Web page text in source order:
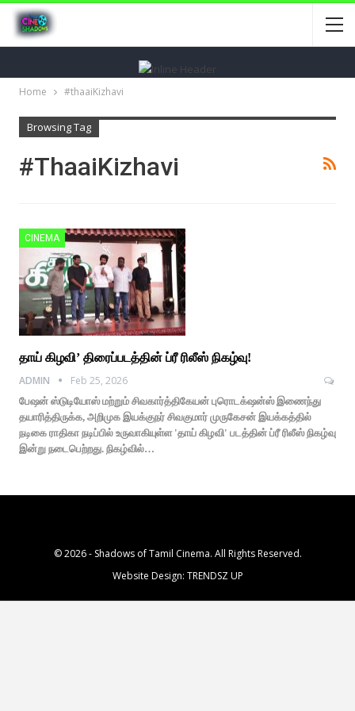
Home #thaaiKizhavi
Browsing Tag
#thaaiKizhavi
CINEMA
தாய் கிழவி’ திரைப்படத்தின் ப்ரீ ரிலீஸ் நிகழ்வு!
ADMIN
Feb 25, 2026
பேஷன் ஸ்டுடியோஸ் மற்றும் சிவகார்த்திகேயன் புரொடக்‌ஷன்ஸ் இணைந்து
தயாரித்திருக்க, அறிமுக இயக்குநர் சிவகுமார் முருகேசன் இயக்கத்தில்
நடிகை ராதிகா நடிப்பில் உருவாகியுள்ள 'தாய் கிழவி' படத்தின் ப்ரீ ரிலீஸ் நிகழ்வு
இன்று நடைபெற்றது. நிகழ்வில்…
© 2026 - Shadows of Tamil Cinema. All Rights Reserved.
Website Design: TRENDSZ UP